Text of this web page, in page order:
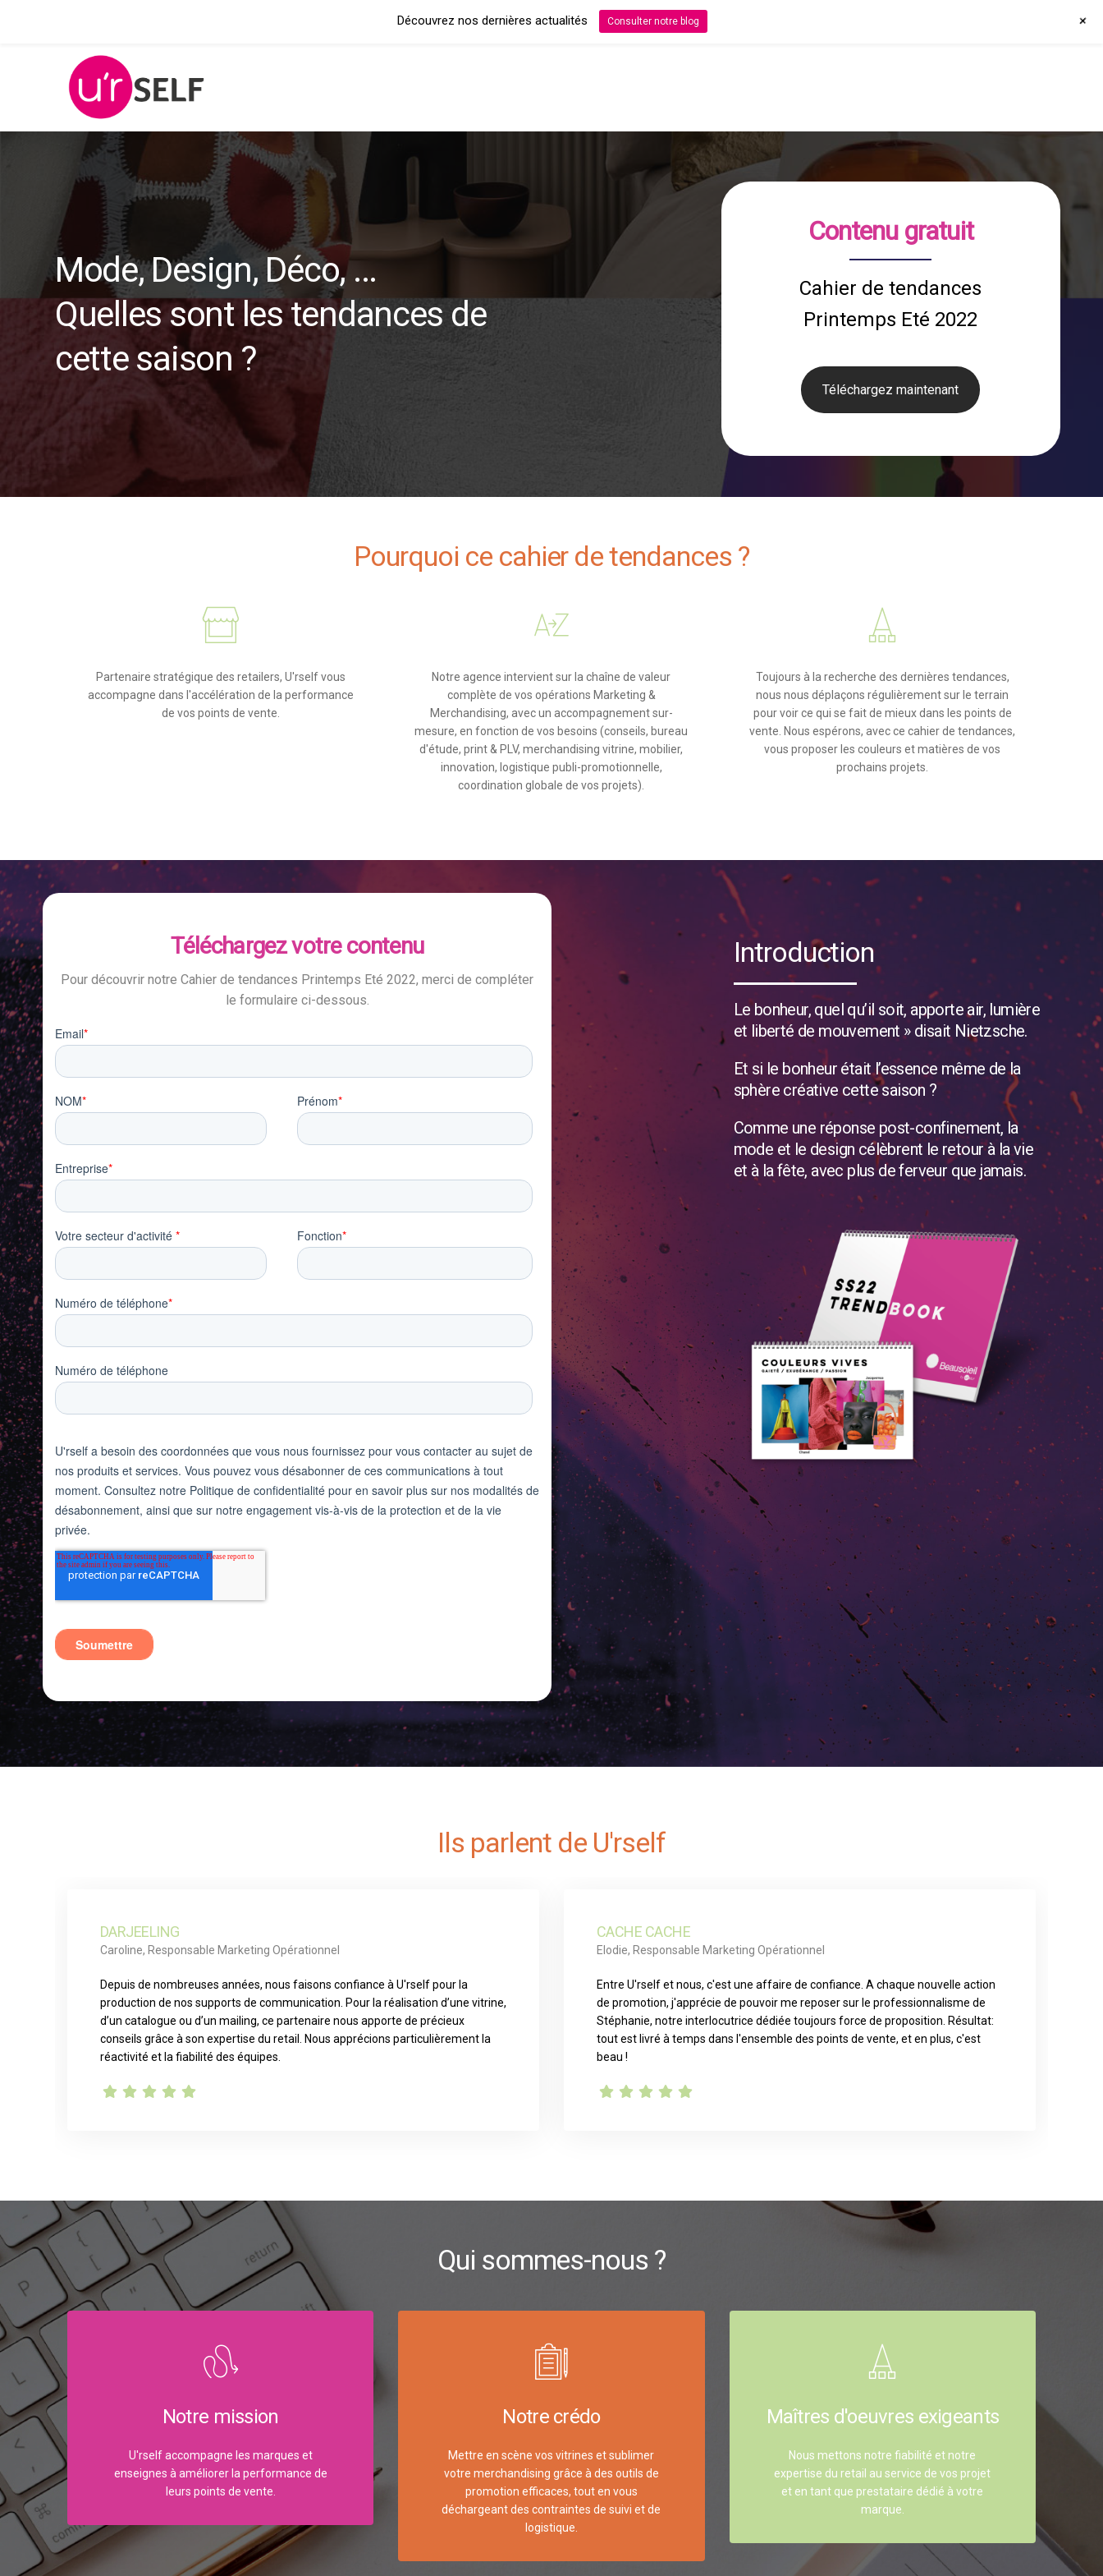
Mode, Design, Déco, ...
Quelles sont les tendances de
cette saison ?
Contenu gratuit
Cahier de tendances
Printemps Eté 2022
Téléchargez maintenant
Pourquoi ce cahier de tendances ?
Partenaire stratégique des retailers, U'rself vous
accompagne dans l'accélération de la performance
de vos points de vente.
Notre agence intervient sur la chaîne de valeur
complète de vos opérations Marketing &
Merchandising, avec un accompagnement sur-
mesure, en fonction de vos besoins (conseils, bureau
d'étude, print & PLV, merchandising vitrine, mobilier,
innovation, logistique publi-promotionnelle,
coordination globale de vos projets).
Toujours à la recherche des dernières tendances,
nous nous déplaçons régulièrement sur le terrain
pour voir ce qui se fait de mieux dans les points de
vente. Nous espérons, avec ce cahier de tendances,
vous proposer les couleurs et matières de vos
prochains projets.
Téléchargez votre contenu
Pour découvrir notre Cahier de tendances Printemps Eté 2022, merci de compléter
le formulaire ci-dessous.
Introduction
Le bonheur, quel qu’il soit, apporte air, lumière
et liberté de mouvement » disait Nietzsche.
Et si le bonheur était l’essence même de la
sphère créative cette saison ?
Comme une réponse post-confinement, la
mode et le design célèbrent le retour à la vie
et à la fête, avec plus de ferveur que jamais.
Ils parlent de U'rself
DARJEELING
Caroline, Responsable Marketing Opérationnel
Depuis de nombreuses années, nous faisons confiance à U'rself pour la
production de nos supports de communication. Pour la réalisation d’une vitrine,
d’un catalogue ou d’un mailing, ce partenaire nous apporte de précieux
conseils grâce à son expertise du retail. Nous apprécions particulièrement la
réactivité et la fiabilité des équipes.
CACHE CACHE
Elodie, Responsable Marketing Opérationnel
Entre U'rself et nous, c'est une affaire de confiance. A chaque nouvelle action
de promotion, j'apprécie de pouvoir me reposer sur le professionnalisme de
Stéphanie, notre interlocutrice dédiée toujours force de proposition. Résultat:
tout est livré à temps dans l'ensemble des points de vente, et en plus, c'est
beau !
Qui sommes-nous ?
Notre mission
U'rself accompagne les marques et
enseignes à améliorer la performance de
leurs points de vente.
Notre crédo
Mettre en scène vos vitrines et sublimer
votre merchandising grâce à des outils de
promotion efficaces, tout en vous
déchargeant des contraintes de suivi et de
logistique.
Maîtres d'oeuvres exigeants
Nous mettons notre fiabilité et notre
expertise du retail au service de vos projet
et en tant que prestataire dédié à votre
marque.
Découvrez nos dernières actualités Consulter notre blog +